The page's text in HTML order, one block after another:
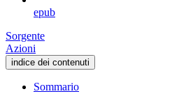
epub
Sorgente
Azioni
indice dei contenuti
Sommario